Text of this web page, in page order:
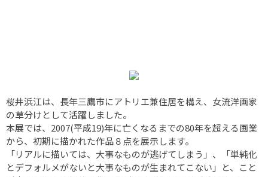
桜井浜江は、長年三鷹市にアトリエ兼住居を構え、女流洋画家
の草分けとして活躍しました。
本展では、2007(平成19)年に亡くなるまでの80年を超える画業
から、初期に描かれた作品８点を展示します。
「リアルに描いては、大事なものが逃げてしまう」、「単純化
とデフォルメがないと大事なものが生まれてこない」と、こと